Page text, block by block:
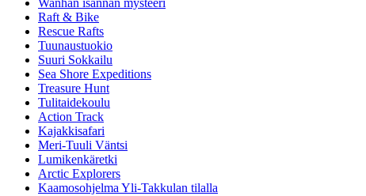
Wanhan isännän mysteeri
Raft & Bike
Rescue Rafts
Tuunaustuokio
Suuri Sokkailu
Sea Shore Expeditions
Treasure Hunt
Tulitaidekoulu
Action Track
Kajakkisafari
Meri-Tuuli Väntsi
Lumikenkäretki
Arctic Explorers
Kaamosohjelma Yli-Takkulan tilalla